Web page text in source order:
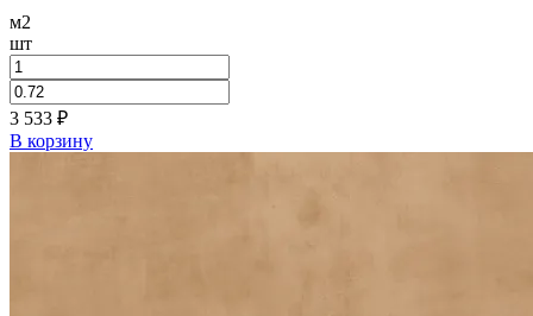
м2
шт
3 533 ₽
В корзину